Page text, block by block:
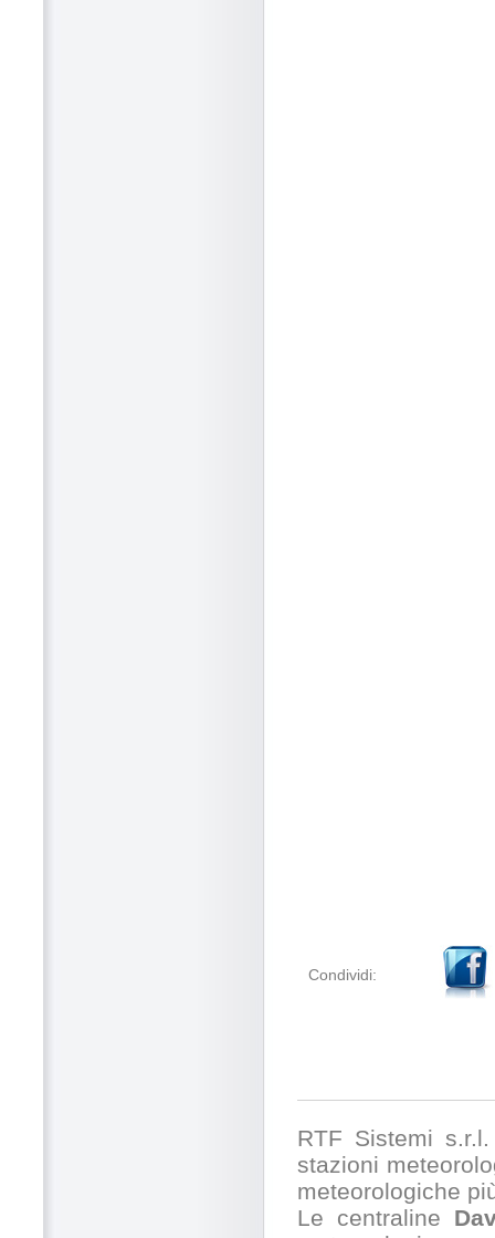
Condividi:
RTF Sistemi
stazioni
meteorologiche
Le centraline